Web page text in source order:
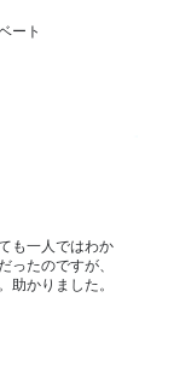
ート
も一人ではわか
ったのですが、
助かりました。